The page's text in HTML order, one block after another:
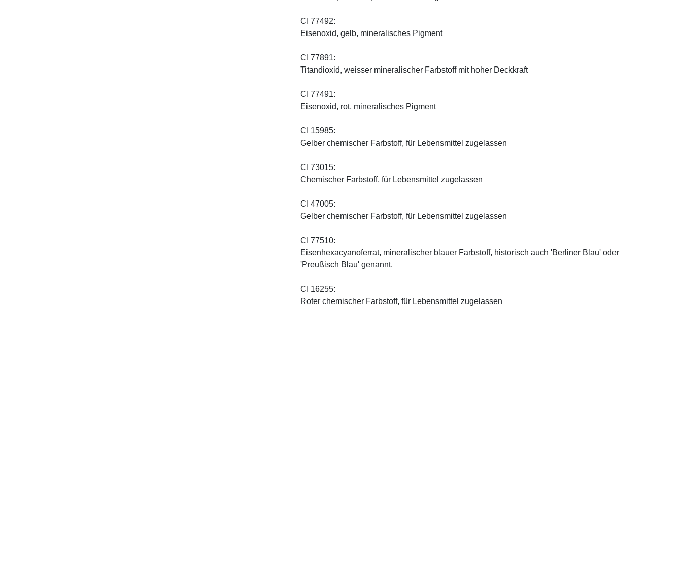
CI 77492:
Eisenoxid, gelb, mineralisches Pigment
CI 77891:
Titandioxid, weisser mineralischer Farbstoff mit hoher Deckkraft
CI 77491:
Eisenoxid, rot, mineralisches Pigment
CI 15985:
Gelber chemischer Farbstoff, für Lebensmittel zugelassen
CI 73015:
Chemischer Farbstoff, für Lebensmittel zugelassen
CI 47005:
Gelber chemischer Farbstoff, für Lebensmittel zugelassen
CI 77510:
Eisenhexacyanoferrat, mineralischer blauer Farbstoff, historisch auch 'Berliner Blau' oder
'Preußisch Blau' genannt.
CI 16255:
Roter chemischer Farbstoff, für Lebensmittel zugelassen